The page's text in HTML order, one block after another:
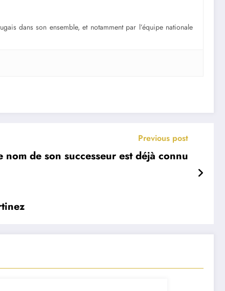
dans son ensemble, et notamment par l’équipe nationale
Previous post
de son successeur est déjà connu